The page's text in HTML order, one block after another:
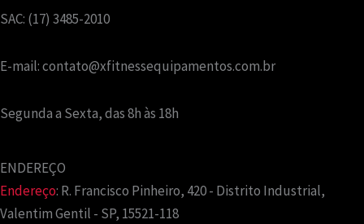
SAC: (17) 3485-2010
E-mail:contato@xfitnessequipamentos.com.br
Segunda a Sexta, das 8h às 18h
ENDEREÇO
Endereço: R. Francisco Pinheiro, 420 - Distrito Industrial,
Valentim Gentil - SP, 15521-118